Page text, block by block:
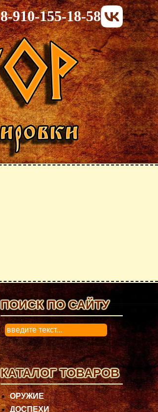
8-910-155-18-58
ПОИСК ПО САЙТУ
0
КАТАЛОГ ТОВАРОВ
ОРУЖИЕ
ДОСПЕХИ